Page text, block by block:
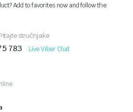
Add to favorites now and follow the
stručnjake
783 Live Viber Chat